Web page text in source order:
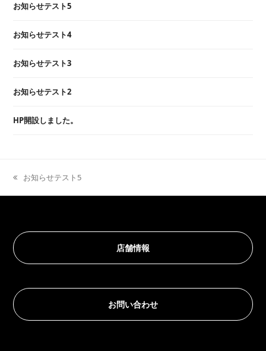
お知らせテスト5
お知らせテスト4
お知らせテスト3
お知らせテスト2
HP開設しました。
previous
お知らせテスト5
店舗情報
お問い合わせ